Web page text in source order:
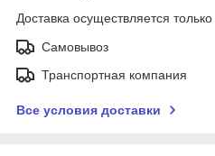
Доставка осуществляется
Самовывоз
Транспортная компания
Все условия доставки